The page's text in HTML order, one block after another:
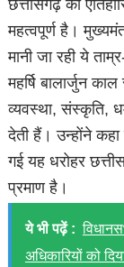
छत्तीसगढ़ की
महत्वपूर्ण है।
मानी जा रही ये
महर्षि बालार्जुन
व्यवस्था, संस्कृति,
देती हैं। उन्होंने कहा
गई यह धरोहर
प्रमाण है।
ये भी पढ़ें :
अधिकारियों को